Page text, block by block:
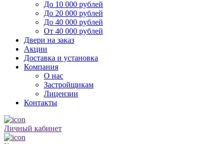
До 10 000 рублей
До 20 000 рублей
До 40 000 рублей
От 40 000 рублей
Двери на заказ
Акции
Доставка и установка
Компания
О нас
Застройщикам
Лицензии
Контакты
Личный кабинет